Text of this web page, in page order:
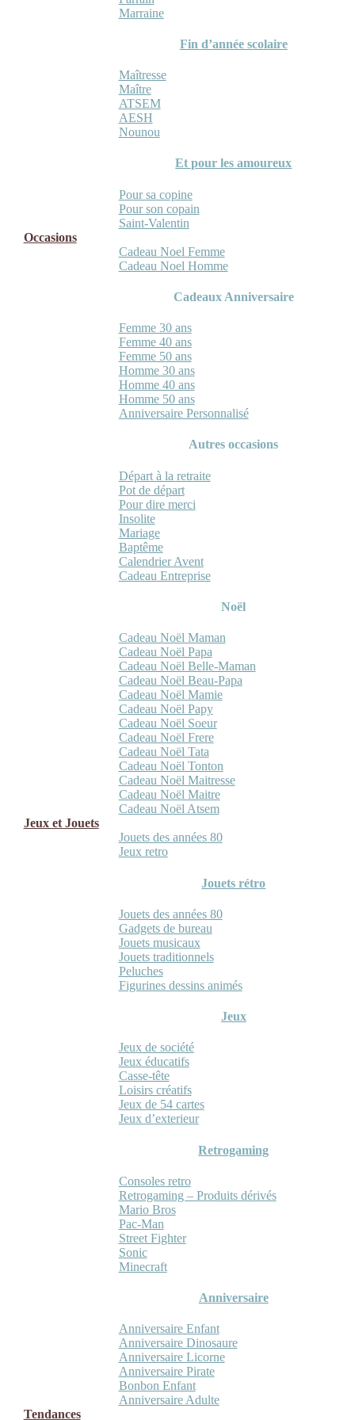
Marraine
Fin d’année scolaire
Maîtresse
Maître
ATSEM
AESH
Nounou
Et pour les amoureux
Pour sa copine
Pour son copain
Saint-Valentin
Occasions
Cadeau Noel Femme
Cadeau Noel Homme
Cadeaux Anniversaire
Femme 30 ans
Femme 40 ans
Femme 50 ans
Homme 30 ans
Homme 40 ans
Homme 50 ans
Anniversaire Personnalisé
Autres occasions
Départ à la retraite
Pot de départ
Pour dire merci
Insolite
Mariage
Baptême
Calendrier Avent
Cadeau Entreprise
Noël
Cadeau Noël Maman
Cadeau Noël Papa
Cadeau Noël Belle-Maman
Cadeau Noël Beau-Papa
Cadeau Noël Mamie
Cadeau Noël Papy
Cadeau Noël Soeur
Cadeau Noël Frere
Cadeau Noël Tata
Cadeau Noël Tonton
Cadeau Noël Maitresse
Cadeau Noël Maitre
Cadeau Noël Atsem
Jeux et Jouets
Jouets des années 80
Jeux retro
Jouets rétro
Jouets des années 80
Gadgets de bureau
Jouets musicaux
Jouets traditionnels
Peluches
Figurines dessins animés
Jeux
Jeux de société
Jeux éducatifs
Casse-tête
Loisirs créatifs
Jeux de 54 cartes
Jeux d’exterieur
Retrogaming
Consoles retro
Retrogaming – Produits dérivés
Mario Bros
Pac-Man
Street Fighter
Sonic
Minecraft
Anniversaire
Anniversaire Enfant
Anniversaire Dinosaure
Anniversaire Licorne
Anniversaire Pirate
Bonbon Enfant
Anniversaire Adulte
Tendances